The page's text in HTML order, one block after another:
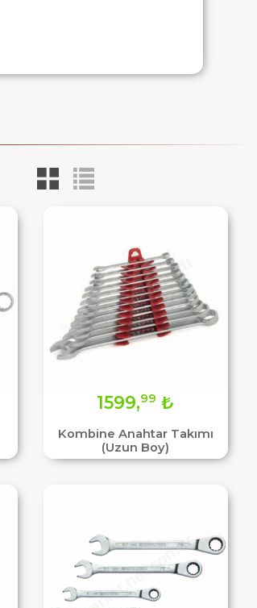
Kombine Anahtar Takımı
(Uzun Boy)
1599,99 ₺